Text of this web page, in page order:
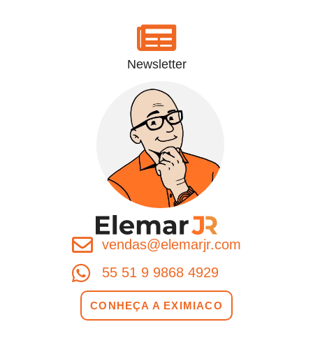
Newsletter
vendas@elemarjr.com
55 51 9 9868 4929
CONHEÇA A EXIMIACO